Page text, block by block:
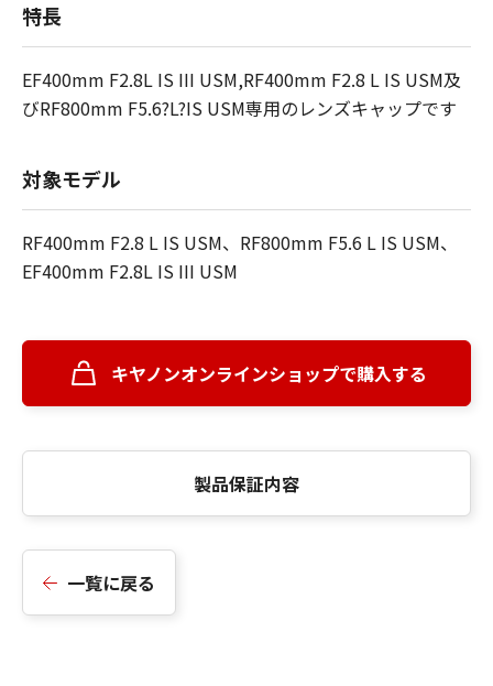
特長
EF400mm F2.8L IS III USM,RF400mm F2.8 L IS USM及
びRF800mm F5.6?L?IS USM専用のレンズキャップです
対象モデル
RF400mm F2.8 L IS USM、RF800mm F5.6 L IS USM、
EF400mm F2.8L IS III USM
キヤノンオンラインショップで購入する
製品保証内容
一覧に戻る